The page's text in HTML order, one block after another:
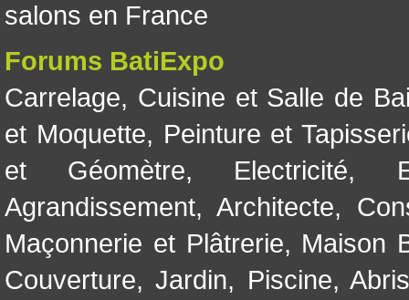
salons en France
Forums BatiExpo
Carrelage, Cuisine et Salle de
et Moquette, Peinture et
et Géomètre, Electricité,
Agrandissement, Architecte,
Maçonnerie et Plâtrerie, Maison
Couverture,Jardin, Piscine,